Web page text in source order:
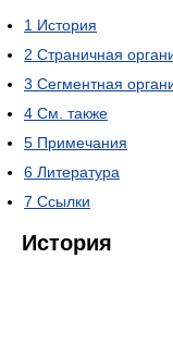
1 История
2 Страничная
3 Сегментная
4 См. также
5 Примечания
6 Литература
7 Ссылки
История